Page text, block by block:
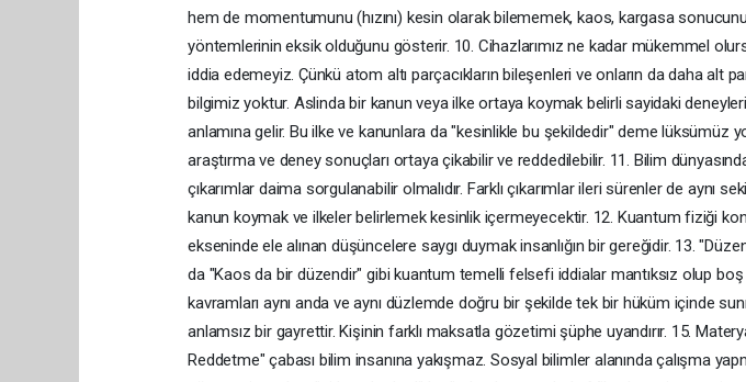
hem de momentumunu (hızını) kesin olarak bilememek, kaos, kargasa sonucunu
yöntemlerinin eksik olduğunu gösterir. 10. Cihazlarımız ne kadar mükemmel
iddia edemeyiz. Çünkü atom altı parçacıkların bileşenleri ve onların da daha alt
bilgimiz yoktur. Aslinda bir kanun veya ilke ortaya koymak belirli sayidaki
anlamına gelir. Bu ilke ve kanunlara da "kesinlikle bu şekildedir" deme lüksümüz
araştırma ve deney sonuçları ortaya çikabilir ve reddedilebilir. 11. Bilim
çıkarımlar daima sorgulanabilir olmalıdır. Farklı çıkarımlar ileri sürenler de aynı
kanun koymak ve ilkeler belirlemek kesinlik içermeyecektir. 12. Kuantum fiziği
ekseninde ele alınan düşüncelere saygı duymak insanlığın bir gereğidir. 13.
da "Kaos da bir düzendir" gibi kuantum temelli felsefi iddialar mantıksız olup boş
kavramları aynı anda ve aynı düzlemde doğru bir şekilde tek bir hüküm içinde
anlamsız bir gayrettir. Kişinin farklı maksatla gözetimi şüphe uyandırır. 15.
Reddetme" çabası bilim insanına yakışmaz. Sosyal bilimler alanında çalışma